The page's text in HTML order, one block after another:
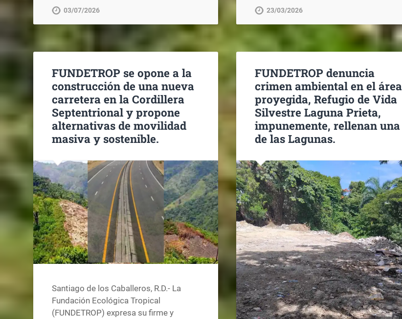
03/07/2026 23/03/2026
FUNDETROP se opone a la
construcción de una nueva
carretera en la Cordillera
Septentrional y propone
alternativas de movilidad
masiva y sostenible.
Santiago de los Caballeros, R.D.- La
Fundación Ecológica Tropical
(FUNDETROP) expresa su firme y
FUNDETROP denuncia
crimen ambiental en el área
proyegida, Refugio de Vida
Silvestre Laguna Prieta,
impunemente, rellenan una
de las Lagunas.